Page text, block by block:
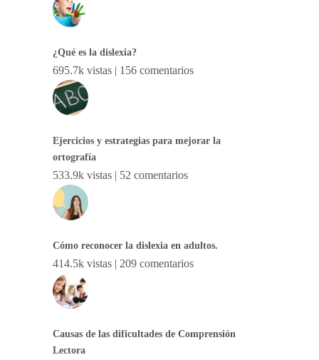
¿Qué es la dislexia?
695.7k vistas | 156 comentarios
Ejercicios y estrategias para mejorar la
ortografía
533.9k vistas | 52 comentarios
Cómo reconocer la dislexia en adultos.
414.5k vistas | 209 comentarios
Causas de las dificultades de Comprensión
Lectora